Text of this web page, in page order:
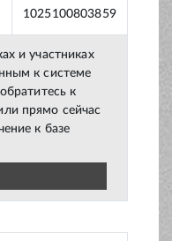
1025100803859
и участниках
к системе
к
прямо сейчас
к базе